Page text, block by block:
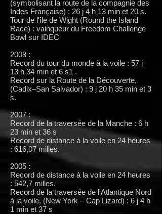
(symbolisant la route de la compagnie des
Indes Française) : 26 j 4 h 13 min et 20 s.
Tour de l'île de Wight (Round the Island
Race) : vainqueur du Freedom Challenge
Bowl sur IDEC
2008 :
Record du tour du monde à la voile : 57 j
13 h 34 min et 6 s1 .
Record sur la Route de la Découverte,
(Cadix–San Salvador) : 9 j 20 h 35 min et 3
s.
2007 :
Record de la traversée de la Manche : 6 h
23 min et 36 s
Record de distance à la voile en 24 heures
: 616,07 milles.
2005 :
Record de distance à la voile en 24 heures
: 542,7 milles.
Record de la traversée de l'Atlantique Nord
à la voile, (New York – Cap Lizard) : 6 j 4 h
1 min et 37 s